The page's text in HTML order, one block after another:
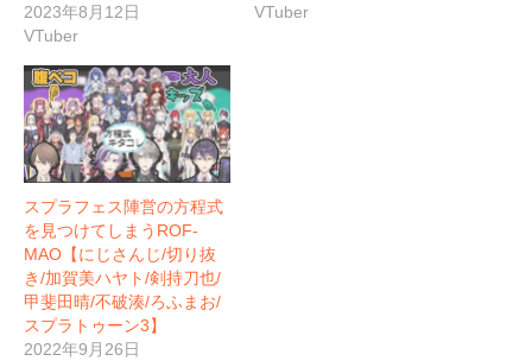
2023年8月12日
VTuber
VTuber
スプラフェス陣営の方程式
を見つけてしまうROF-
MAO【にじさんじ/切り抜
き/加賀美ハヤト/剣持刀也/
甲斐田晴/不破湊/ろふまお/
スプラトゥーン3】
2022年9月26日